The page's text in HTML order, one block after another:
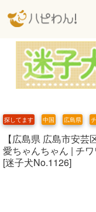
探してます 中国 広島県
【広島県 広島市安芸
愛ちゃんちゃん | チワ
[迷子犬No.1126]